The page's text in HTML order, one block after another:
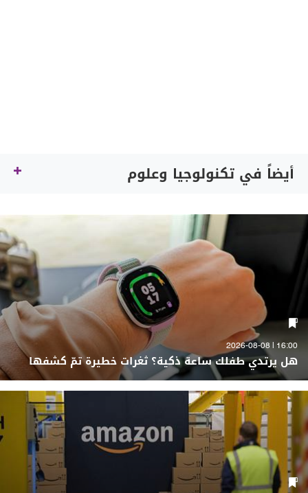
أيضاً في تكنولوجيا وعلوم
16:00 | 2026-08-08
هل يرتدي طفلك ساعة ذكية؟ ثغرات خطيرة تمّ كشفها